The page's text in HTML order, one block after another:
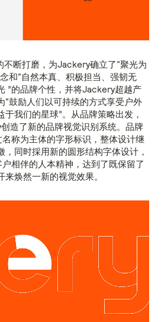
断打磨，为Jackery确立了“聚光为
和“自然本真、积极担当、强韧无
”的品牌个性，并将Jackery超越产
“鼓励人们以可持续的方式享受户外
我们的星球”。从品牌策略出发，
造了新的品牌视觉识别系统。品牌
称为主体的字形标识，整体设计继
同时採用新的圆形结构字体设计，
相伴的人本精神，达到了既保留了
焕然一新的视觉效果。